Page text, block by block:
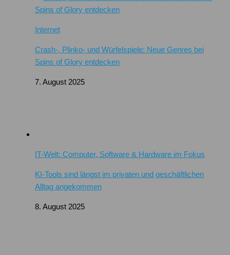
Internet
Crash-, Plinko- und Würfelspiele: Neue Genres bei
Spins of Glory entdecken
7. August 2025
IT-Welt: Computer, Software & Hardware im Fokus
KI-Tools sind längst im privaten und geschäftlichen
Alltag angekommen
8. August 2025